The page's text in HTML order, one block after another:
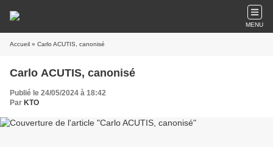
MENU
Accueil » Carlo ACUTIS, canonisé
Carlo ACUTIS, canonisé
Publié le 24/05/2024 à 18:42
Par KTO